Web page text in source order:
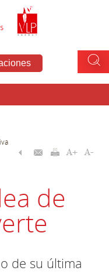
de
de su última